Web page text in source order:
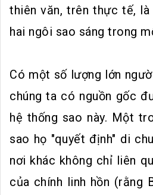
thiên văn, trên thực tế,
hai ngôi sao sáng trong
Có một số lượng lớn
chúng ta có nguồn gốc
hệ thống sao này. Một
sao họ "quyết định" di
nơi khác không chỉ liên
của chính linh hồn (rằng